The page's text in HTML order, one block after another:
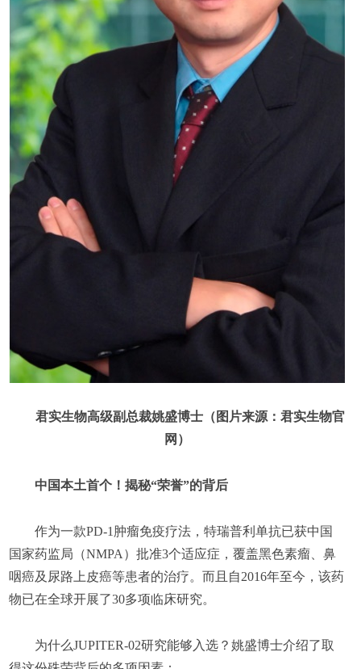
君实生物高级副总裁姚盛博士（图片来源：君实生物官
网）
中国本土首个！揭秘“荣誉”的背后
作为一款PD-1肿瘤免疫疗法，特瑞普利单抗已获中国
国家药监局（NMPA）批准3个适应症，覆盖黑色素瘤、鼻
咽癌及尿路上皮癌等患者的治疗。而且自2016年至今，该药
物已在全球开展了30多项临床研究。
为什么JUPITER-02研究能够入选？姚盛博士介绍了取